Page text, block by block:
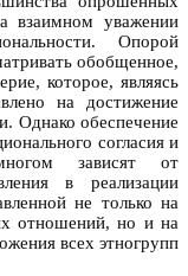
взаимном уважении
Опорой
обобщенное,
которое, являясь
на достижение
Однако обеспечение
согласия и
зависят от
в реализации
не только на
отношений, но и на
всех этногрупп